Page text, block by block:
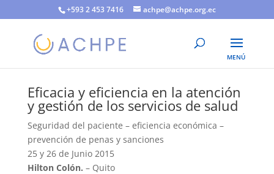
+593 2 453 7416 achpe@achpe.org.ec
Eficacia y eficiencia en la atención
y gestión de los servicios de salud
Seguridad del paciente – eficiencia económica –
prevención de penas y sanciones
25 y 26 de Junio 2015
Hilton Colón. – Quito